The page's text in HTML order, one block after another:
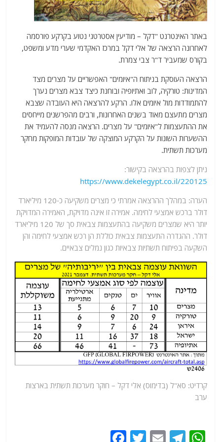
באתר האינטרנט "דקל – מודיעין אסטרטגי נטוע בקרקע פורסמה
לאחרונה הרצאה של אלי דקל במרכז האקדמי שערי מדע ומשפט,
בקורס שמעביר ד"ר צבי צמרת.
הרצאה העוסקת בניתוח ה"איומים" האפשריים על מצרים מצד
המדינות: טורקיה, לוב ואתיופיה ובוחנת כיצד צבא מצרים נערך
להתמודדות מול איומים אלו. הרקע להרצאה היא העובדה שצבא
מצרים מתעצם מאוד בשנים האחרונות, ורבים מהפרשנים מייחסים
את ההתעצמות ל"איומים" על מצרים. הרצאה מנסה להעמיד את
ההשערות השונות על הקרקע המוצקה של עובדות המופקות מחקר
מערכות תשתית.
ניתן לצפות בהרצאה בקישור:
https://www.dekelegypt.co.il/220125
הערה:
במהלך ההרצאה אמרתי כי מצרים משקיעה כ-120 מיליארד
דולר ברכש אמצעי לחימה. אמירה זו אינה מדויקת, האמירה המדויקת
יותר היא שמצרים משקיעה בהתעצמות צבאית סך של 120 מיליארד
דולר. ההגדרה התעצמות צבאית כוללת הן רכש אמצעי לחימה והן
השקעה בפיתוח תשתיות צבאיות כגון נמלים צבאיים.
קרדיט: סא"ל (בדימוס) אלי דקל – חוקר מערכות תשתית בארצות
ערב